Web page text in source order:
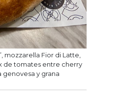
mozzarella Fior di Latte,
de tomates entre cherry
y grana